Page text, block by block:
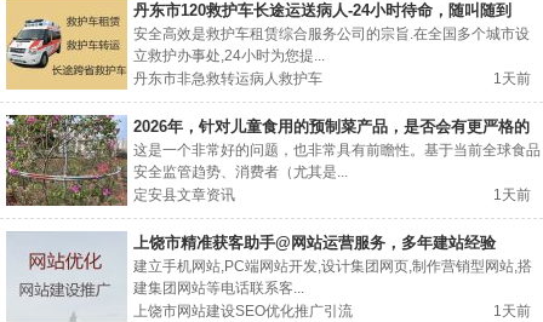
丹东市120救护车长途运送病人-24小时待命，随叫随到
安全高效是救护车租赁综合服务公司的宗旨.在全国多个城市设
立救护办事处,24小时为您提...
丹东市非急救转运病人救护车
1天前
2026年，针对儿童食用的预制菜产品，是否会有更严格的
分级标识要求？
这是一个非常好的问题，也非常具有前瞻性。基于当前全球食品
安全监管趋势、消费者（尤其是...
定安县文章资讯
1天前
上饶市精准获客助手@网站运营服务，多年建站经验
建立手机网站,PC端网站开发,设计集团网页,制作营销型网站,搭
建集团网站等电话联系客...
上饶市网站建设SEO优化推广引流
1天前